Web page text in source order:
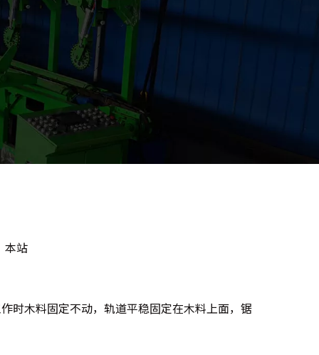
本站
时木料固定不动，轨道平稳固定在木料上面，锯